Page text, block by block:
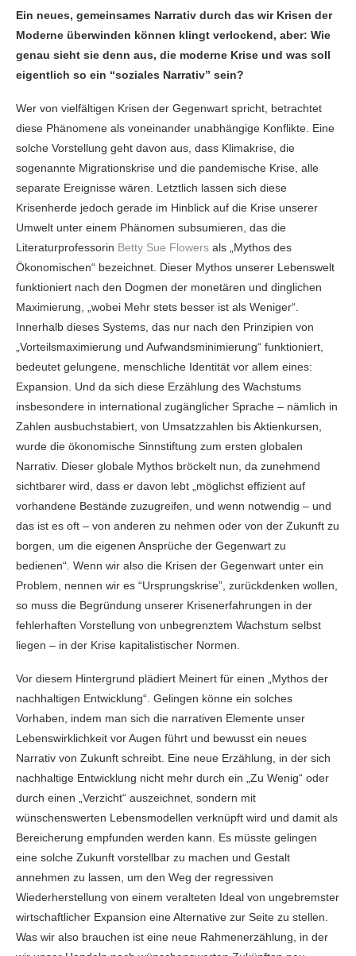
Ein neues, gemeinsames Narrativ durch das wir Krisen der
Moderne überwinden können klingt verlockend, aber: Wie
genau sieht sie denn aus, die moderne Krise und was soll
eigentlich so ein “soziales Narrativ” sein?
Wer von vielfältigen Krisen der Gegenwart spricht, betrachtet
diese Phänomene als voneinander unabhängige Konflikte. Eine
solche Vorstellung geht davon aus, dass Klimakrise, die
sogenannte Migrationskrise und die pandemische Krise, alle
separate Ereignisse wären. Letztlich lassen sich diese
Krisenherde jedoch gerade im Hinblick auf die Krise unserer
Umwelt unter einem Phänomen subsumieren, das die
Literaturprofessorin Betty Sue Flowers als „Mythos des
Ökonomischen“ bezeichnet. Dieser Mythos unserer Lebenswelt
funktioniert nach den Dogmen der monetären und dinglichen
Maximierung, „wobei Mehr stets besser ist als Weniger“.
Innerhalb dieses Systems, das nur nach den Prinzipien von
„Vorteilsmaximierung und Aufwandsminimierung“ funktioniert,
bedeutet gelungene, menschliche Identität vor allem eines:
Expansion. Und da sich diese Erzählung des Wachstums
insbesondere in international zugänglicher Sprache – nämlich in
Zahlen ausbuchstabiert, von Umsatzzahlen bis Aktienkursen,
wurde die ökonomische Sinnstiftung zum ersten globalen
Narrativ. Dieser globale Mythos bröckelt nun, da zunehmend
sichtbarer wird, dass er davon lebt „möglichst effizient auf
vorhandene Bestände zuzugreifen, und wenn notwendig – und
das ist es oft – von anderen zu nehmen oder von der Zukunft zu
borgen, um die eigenen Ansprüche der Gegenwart zu
bedienen“. Wenn wir also die Krisen der Gegenwart unter ein
Problem, nennen wir es “Ursprungskrise”, zurückdenken wollen,
so muss die Begründung unserer Krisenerfahrungen in der
fehlerhaften Vorstellung von unbegrenztem Wachstum selbst
liegen – in der Krise kapitalistischer Normen.
Vor diesem Hintergrund plädiert Meinert für einen „Mythos der
nachhaltigen Entwicklung“. Gelingen könne ein solches
Vorhaben, indem man sich die narrativen Elemente unser
Lebenswirklichkeit vor Augen führt und bewusst ein neues
Narrativ von Zukunft schreibt. Eine neue Erzählung, in der sich
nachhaltige Entwicklung nicht mehr durch ein „Zu Wenig“ oder
durch einen „Verzicht“ auszeichnet, sondern mit
wünschenswerten Lebensmodellen verknüpft wird und damit als
Bereicherung empfunden werden kann. Es müsste gelingen
eine solche Zukunft vorstellbar zu machen und Gestalt
annehmen zu lassen, um den Weg der regressiven
Wiederherstellung von einem veralteten Ideal von ungebremster
wirtschaftlicher Expansion eine Alternative zur Seite zu stellen.
Was wir also brauchen ist eine neue Rahmenerzählung, in der